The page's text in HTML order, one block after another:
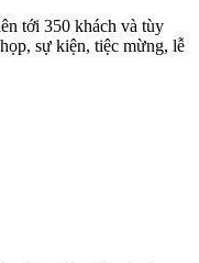
tới 350 khách và tùy
sự kiện, tiệc mừng, lễ